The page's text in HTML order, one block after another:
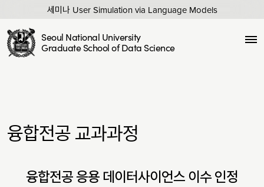
세미나 User Simulation via Language Models
Seoul National University
Graduate School of Data Science
융합전공 교과과정
융합전공 응용 데이터사이언스 이수 인정